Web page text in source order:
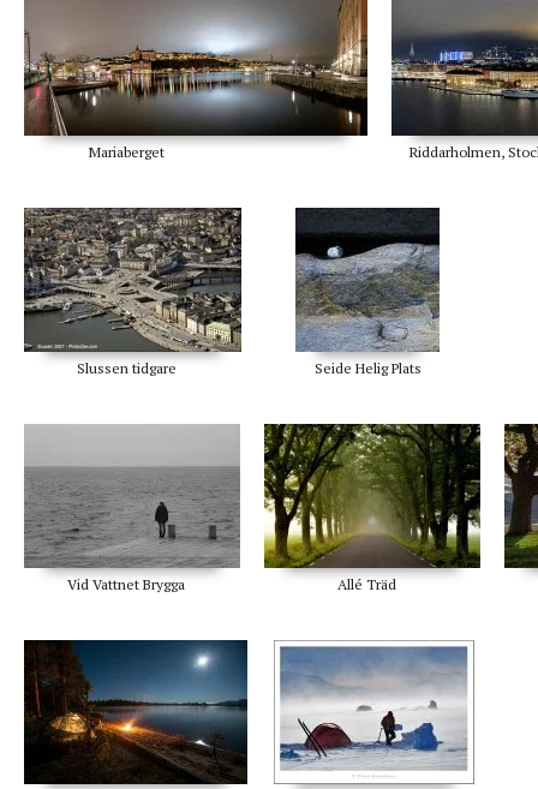
Mariaberget Riddarholmen,
Slussen tidgare Seide Helig Plats
Vid Vattnet Brygga Allé Träd